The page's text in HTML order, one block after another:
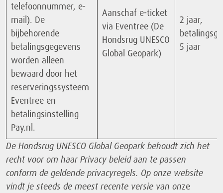
telefoonnummer, e-
mail). De
bijbehorende
betalingsgegevens
worden alleen
bewaard door het
reserveringssysteem
Eventree en
betalingsinstelling
Pay.nl.
Aanschaf e-ticket
via Eventree (De
Hondsrug UNESCO
Global Geopark)
2 jaar,
5 jaar
De Hondsrug UNESCO Global Geopark behoudt zich het
recht voor om haar Privacy beleid aan te passen
conform de geldende privacyregels. Op onze website
vindt je steeds de meest recente versie van onze